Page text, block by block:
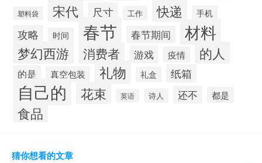
塑料袋 宋代 尺寸 工作 快递 手机
攻略 时间 春节 春节期间 材料
梦幻西游 消费者 游戏 疫情 的人
的是 真空包装 礼物 礼盒 纸箱
自己的 花束 英语 诗人 还不 都是
食品
猜你想看的文章